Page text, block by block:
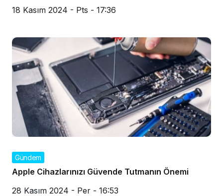
18 Kasım 2024 - Pts - 17:36
Gündem
Apple Cihazlarınızı Güvende Tutmanın Önemi
28 Kasım 2024 - Per - 16:53